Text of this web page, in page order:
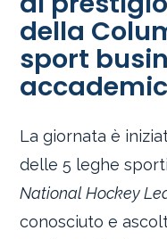
della
sport
La giornata è
delle 5 leghe
National Hockey
conosciuto e